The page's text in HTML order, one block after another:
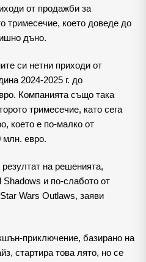
от продажби за
тримесечие, което доведе до
дъно.
си нетни приходи от
2024-2025 г. до
Компанията също така
тримесечие, като сега
което е по-малко от
млн. евро.
на решенията,
и по-слабото от
Wars Outlaws, заяви
приключение, базирано на
стартира това лято, но се